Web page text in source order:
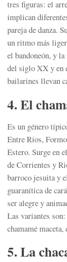
tres figuras: el
implican
pareja de danza.
un ritmo más
el bandoneón, y
del siglo XX y en
bailarines llevan
4. El
Es un género
Entre Ríos,
Estero. Surge en
de Corrientes y
barroco jesuita y
guaranítica de
ser alegre y
Las variantes
chamamé
5. La